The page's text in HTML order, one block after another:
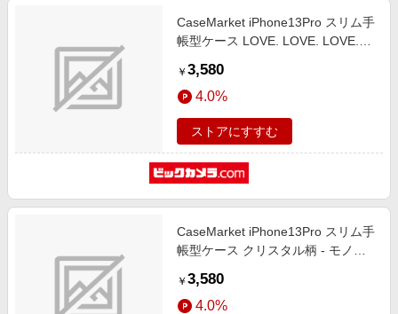
CaseMarket iPhone13Pro スリム手
帳型ケース LOVE. LOVE. LOVE.
iPhone13Pro-BCM2S2235-78
￥ 3,580
4.0%
ストアにすすむ
CaseMarket iPhone13Pro スリム手
帳型ケース クリスタル柄 - モノク
iPhone13Pro-BCM2S2233-78
￥ 3,580
4.0%